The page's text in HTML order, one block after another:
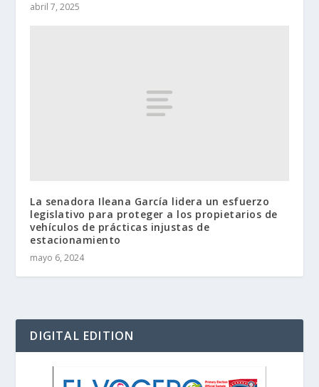
abril 7, 2025
La senadora Ileana García lidera un esfuerzo
legislativo para proteger a los propietarios de
vehículos de prácticas injustas de
estacionamiento
mayo 6, 2024
DIGITAL EDITION